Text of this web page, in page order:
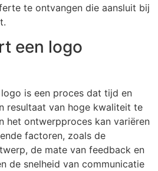
te ontvangen die aansluit bij
een logo
is een proces dat tijd en
resultaat van hoge kwaliteit te
het ontwerpproces kan variëren
factoren, zoals de
de mate van feedback en
de snelheid van communicatie